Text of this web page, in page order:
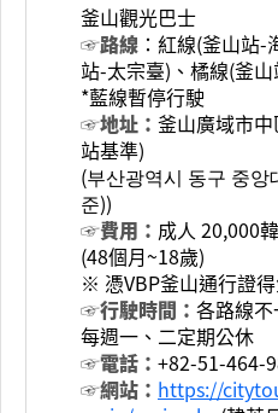
釜山觀光巴士
☞路線 ：紅線(釜山站
站-太宗臺)、橘線(釜
*藍線暫停行駛
☞地址： 釜山廣域市
站基準)
(부산광역시 동구 중앙
준))
☞費用： 成人 20,000
(48個月~18歲)
※ 憑VBP釜山通行證
☞行駛時間： 各路線
每週一、二定期公休
☞電話： +82-51-464-
☞網站： https://